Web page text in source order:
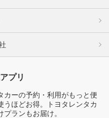
プリ
カーの予約・利用がもっと便
うほどお得。トヨタレンタカ
ランもお届け。